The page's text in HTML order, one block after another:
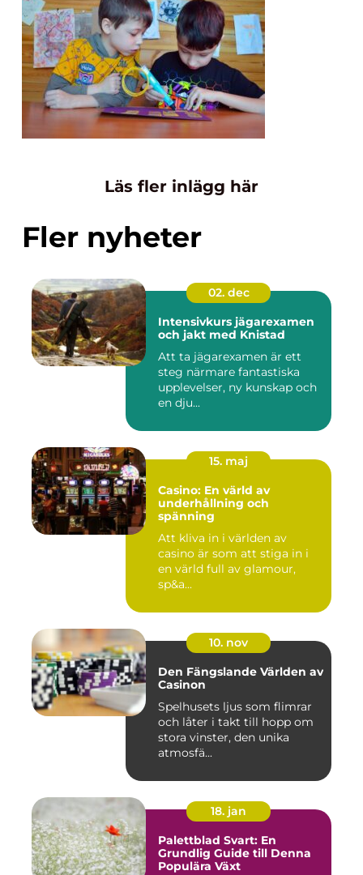
Läs fler inlägg här
Fler nyheter
02. dec
Intensivkurs jägarexamen
och jakt med Knistad
Att ta jägarexamen är ett
steg närmare fantastiska
upplevelser, ny kunskap och
en dju...
15. maj
Casino: En värld av
underhållning och
spänning
Att kliva in i världen av
casino är som att stiga in i
en värld full av glamour,
sp&a...
10. nov
Den Fängslande Världen av
Casinon
Spelhusets ljus som flimrar
och låter i takt till hopp om
stora vinster, den unika
atmosfä...
18. jan
Palettblad Svart: En
Grundlig Guide till Denna
Populära Växt